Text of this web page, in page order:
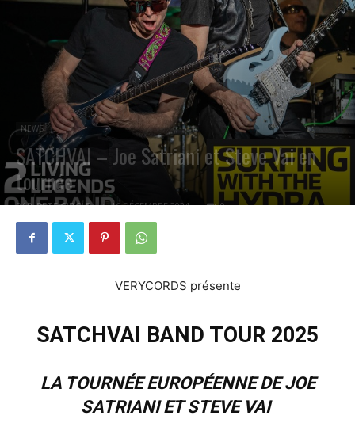
NEWS
SATCHVAI – Joe Satriani et Steve Vai en
tournée
PAR PETE CIRCLE 16 DÉCEMBRE 2024 0
VERYCORDS présente
SATCHVAI BAND TOUR 2025
LA TOURNÉE EUROPÉENNE DE JOE
SATRIANI ET STEVE VAI